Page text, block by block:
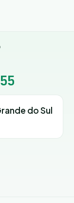
55
do Sul